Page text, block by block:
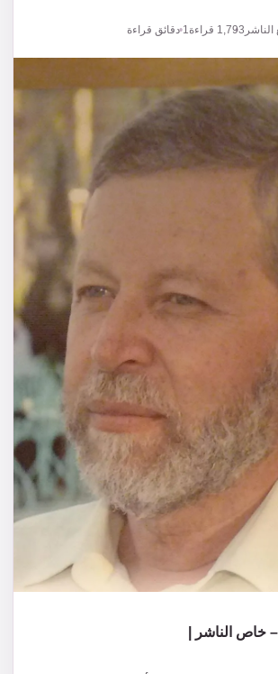
1,793 قراءة1 دقائق قراءة
خاص الناشر |